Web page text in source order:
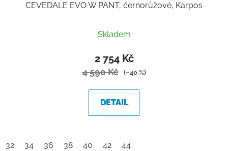
CEVEDALE EVO W PANT, černorůžové, Karpos
Skladem
2 754 Kč
4 590 Kč (–40 %)
DETAIL
32 34 36 38 40 42 44